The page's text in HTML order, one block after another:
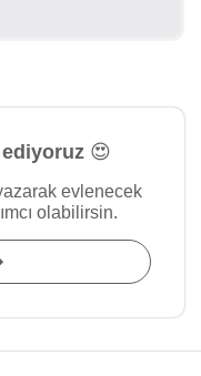
😍
evlenecek
olabilirsin.